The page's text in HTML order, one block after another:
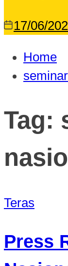
17/06/
Home
Tag:
Teras
Press